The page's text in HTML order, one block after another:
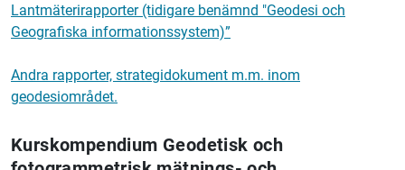
Lantmäterirapporter (tidigare benämnd "Geodesi och
Geografiska informationssystem)”
Andra rapporter, strategidokument m.m. inom
geodesiområdet.
Kurskompendium Geodetisk och